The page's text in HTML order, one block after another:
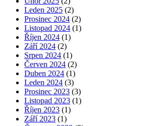
Leden 2025 (2)
Prosinec 2024 (2)
Listopad 2024 (1)
Říjen 2024 (1)
Září 2024 (2)
Srpen 2024 (1)
Červen 2024 (2)
Duben 2024 (1)
Leden 2024 (3)
Prosinec 2023 (3)
Listopad 2023 (1)
Říjen 2023 (1)
Září 2023 (1)